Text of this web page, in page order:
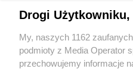
Drogi Użytkowniku,
My, naszych 1162
podmioty z Media Operator
przechowujemy informacje